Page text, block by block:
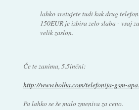
lahko svetujete tudi kak drug
150EUR je izbira zelo slaba - vsaj
velik zaslon.
Če te zanima, 5.5inčni:
http://www.bolha.com/telefonija-gsm-
Pa lahko se še malo zmeniva za ceno.